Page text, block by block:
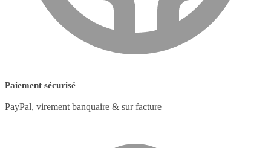
Paiement sécurisé
PayPal, virement banquaire & sur facture